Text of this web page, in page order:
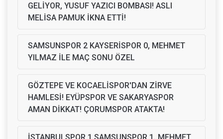
GELİYOR, YUSUF YAZICI BOMBASI! ASLI
MELİSA PAMUK İKNA ETTİ!
SAMSUNSPOR 2 KAYSERİSPOR 0, MEHMET
YILMAZ İLE MAÇ SONU ÖZEL
GÖZTEPE VE KOCAELİSPOR'DAN ZİRVE
HAMLESİ! EYÜPSPOR VE SAKARYASPOR
AMAN DİKKAT! ÇORUMSPOR ATAKTA!